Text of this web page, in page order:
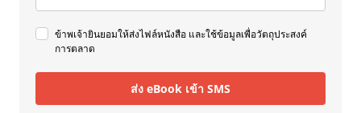
ข้าพเจ้ายินยอมให้ส่งไฟล์หนังสือ และใช้ข้อมูลเพื่อวัตถุประสงค์
การตลาด
ส่ง eBook เข้า SMS